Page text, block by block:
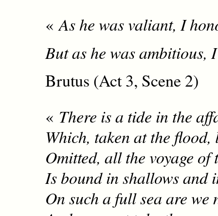
«As he was valiant, I
But as he was ambitious,
Brutus (Act 3, Scene 2)
« There is a tide in the
Which, taken at the
Omitted, all the voyage
Is bound in shallows and
On such a full sea are we